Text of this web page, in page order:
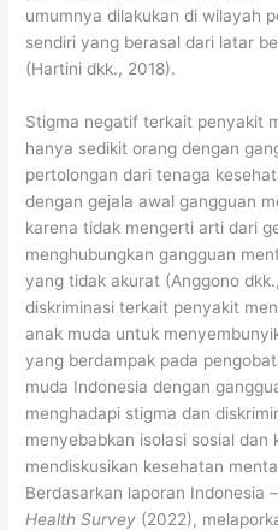
umumnya dilakukan di wilayah
sendiri yang berasal dari latar
(Hartini dkk., 2018).
Stigma negatif terkait penyakit
hanya sedikit orang dengan
pertolongan dari tenaga
dengan gejala awal gangguan
karena tidak mengerti arti dari
menghubungkan gangguan
yang tidak akurat (Anggono
diskriminasi terkait penyakit
anak muda untuk
yang berdampak pada
muda Indonesia dengan
menghadapi stigma dan
menyebabkan isolasi sosial dan
mendiskusikan kesehatan
Berdasarkan laporan Indonesia –
Health Survey (2022),